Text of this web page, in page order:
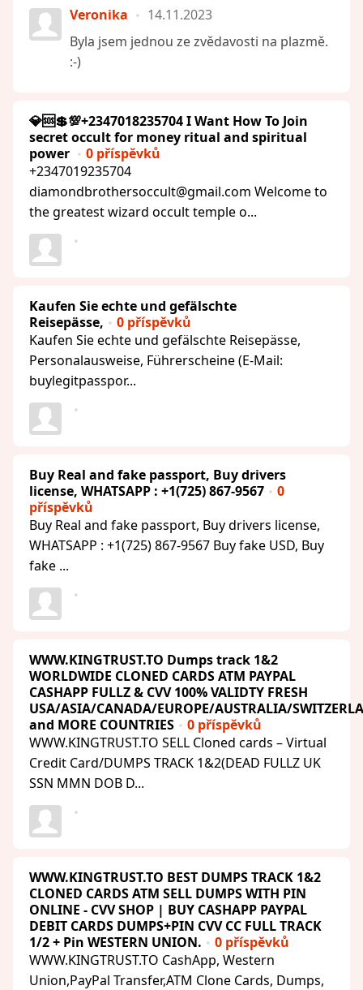
Veronika
14.11.2023
Byla jsem jednou ze zvědavosti na plazmě.
:-)
💎🆘💲💯+2347018235704 I Want How To Join
secret occult for money ritual and spiritual
power
0 příspěvků
+2347019235704
diamondbrothersoccult@gmail.com Welcome to
the greatest wizard occult temple o...
Kaufen Sie echte und gefälschte
Reisepässe,
0 příspěvků
Kaufen Sie echte und gefälschte Reisepässe,
Personalausweise, Führerscheine (E-Mail:
buylegitpasspor...
Buy Real and fake passport, Buy drivers
license, WHATSAPP : +1(725) 867-9567
0
příspěvků
Buy Real and fake passport, Buy drivers license,
WHATSAPP : +1(725) 867-9567 Buy fake USD, Buy
fake ...
WWW.KINGTRUST.TO Dumps track 1&2
WORLDWIDE CLONED CARDS ATM PAYPAL
CASHAPP FULLZ & CVV 100% VALIDTY FRESH
USA/ASIA/CANADA/EUROPE/AUSTRALIA/
and MORE COUNTRIES
0 příspěvků
WWW.KINGTRUST.TO SELL Cloned cards – Virtual
Credit Card/DUMPS TRACK 1&2(DEAD FULLZ UK
SSN MMN DOB D...
WWW.KINGTRUST.TO BEST DUMPS TRACK 1&2
CLONED CARDS ATM SELL DUMPS WITH PIN
ONLINE - CVV SHOP | BUY CASHAPP PAYPAL
DEBIT CARDS DUMPS+PIN CVV CC FULL TRACK
1/2 + Pin WESTERN UNION.
0 příspěvků
WWW.KINGTRUST.TO CashApp, Western
Union,PayPal Transfer,ATM Clone Cards, Dumps,